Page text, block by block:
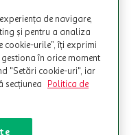
de navigare,
și pentru a analiza
cookie-urile”, îți exprimi
în orice moment
"Setări cookie-uri", iar
secțiunea
Politica de